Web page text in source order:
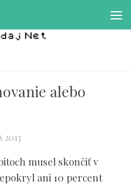
alebo
2013
musel skončiť v
ani 10 percent